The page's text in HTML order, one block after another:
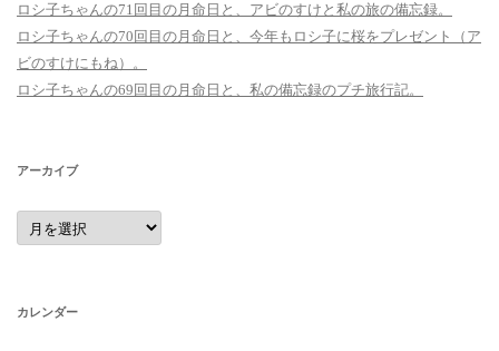
ロシ子ちゃんの71回目の月命日と、アビのすけと私の旅の備忘録。
ロシ子ちゃんの70回目の月命日と、今年もロシ子に桜をプレゼント（ア
ビのすけにもね）。
ロシ子ちゃんの69回目の月命日と、私の備忘録のプチ旅行記。
アーカイブ
ア
ー
カ
カレンダー